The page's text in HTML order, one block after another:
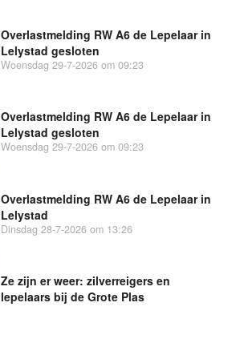
Overlastmelding RW A6 de Lepelaar in
Lelystad gesloten
Woensdag 29-7-2026 om 09:23
Overlastmelding RW A6 de Lepelaar in
Lelystad gesloten
Woensdag 29-7-2026 om 09:23
Overlastmelding RW A6 de Lepelaar in
Lelystad
Dinsdag 28-7-2026 om 13:26
Ze zijn er weer: zilverreigers en
lepelaars bij de Grote Plas